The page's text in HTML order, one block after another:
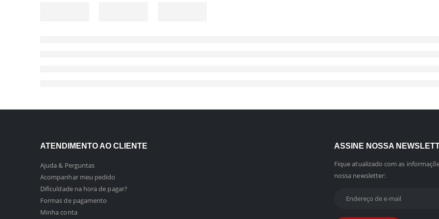
ATENDIMENTO AO CLIENTE
Ajuda & Perguntas
Acompanhar meu pedido
Dificuldade na hora de pagar?
Formas de pagamento
Minha conta
ASSINE NOSSA
Fique atualizado com as
nossa newsletter: